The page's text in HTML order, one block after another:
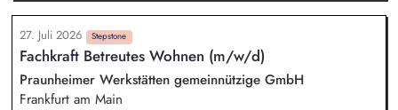
Konferenzen, Tag der offenen Tür, Empfänge) Gerne
Durchführung von Unterricht, der Stundenumfang kann
individuell abgesprochen werden
27. Juli 2026 Stepstone
Fachkraft Betreutes Wohnen (m/w/d)
Praunheimer Werkstätten gemeinnützige GmbH
Frankfurt am Main